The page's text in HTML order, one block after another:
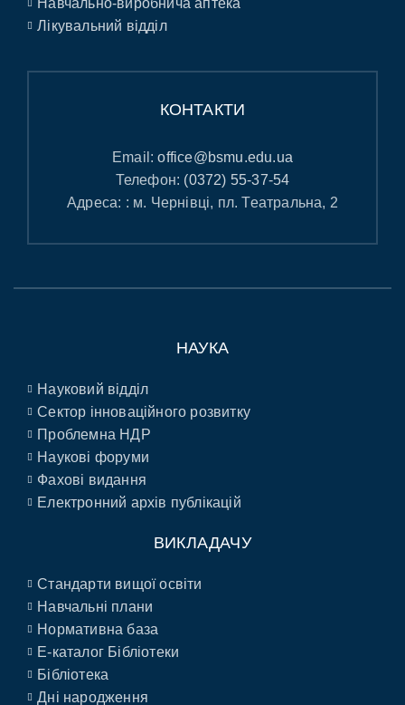
Навчально-виробнича аптека
Лікувальний відділ
КОНТАКТИ
Email:office@bsmu.edu.ua
Телефон: (0372) 55-37-54
Адреса: : м. Чернівці, пл. Театральна, 2
НАУКА
Науковий відділ
Сектор інноваційного розвитку
Проблемна НДР
Наукові форуми
Фахові видання
Електронний архів публікацій
ВИКЛАДАЧУ
Стандарти вищої освіти
Навчальні плани
Нормативна база
E-каталог Бібліотеки
Бібліотека
Дні народження